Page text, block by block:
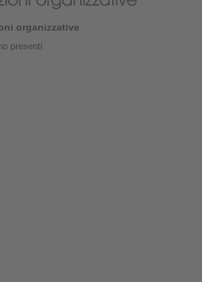
organizzative
presenti